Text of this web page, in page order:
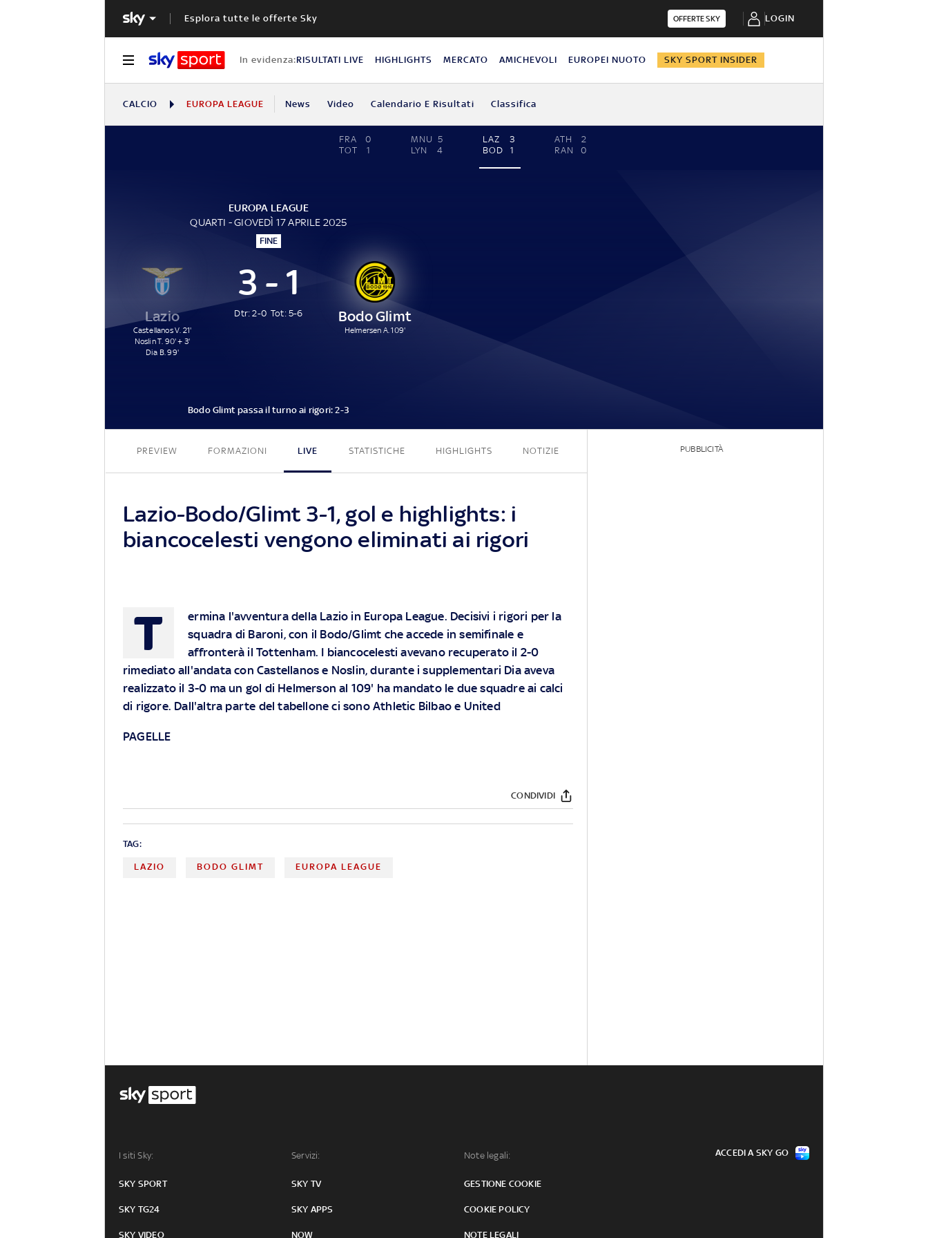
Esplora tutte le offerte Sky OFFERTE SKY LOGIN
In evidenza:RISULTATI LIVE HIGHLIGHTS MERCATO AMICHEVOLI EUROPEI NUOTO SKY SPORT INSIDER
CALCIO EUROPA LEAGUE News Video Calendario E Risultati Classifica
FRA
0
TOT
1
MNU 5
LYN
4
LAZ
3
BOD
1
ATH
2
RAN
0
EUROPA LEAGUE
QUARTI - GIOVEDÌ 17 APRILE 2025
FINE
Lazio
Castellanos V. 21'
Noslin T. 90' + 3'
Dia B. 99'
3 - 1
Dtr: 2-0 Tot: 5-6 Bodo Glimt
Helmersen A. 109'
Bodo Glimt passa il turno ai rigori:2-3
PREVIEW FORMAZIONI LIVE STATISTICHE HIGHLIGHTS NOTIZIE
Lazio-Bodo/Glimt 3-1, gol e highlights: i
biancocelesti vengono eliminati ai rigori
T
ermina l'avventura della Lazio in Europa League. Decisivi i rigori per la
squadra di Baroni, con il Bodo/Glimt che accede in semifinale e
affronterà il Tottenham. I biancocelesti avevano recuperato il 2-0
rimediato all'andata con Castellanos e Noslin, durante i supplementari Dia aveva
realizzato il 3-0 ma un gol di Helmerson al 109' ha mandato le due squadre ai calci
di rigore. Dall'altra parte del tabellone ci sono Athletic Bilbao e United
PAGELLE
CONDIVIDI
TAG:
LAZIO BODO GLIMT EUROPA LEAGUE
PUBBLICITÀ
I siti Sky:
SKY SPORT
SKY TG24
SKY VIDEO
Servizi:
SKY TV
SKY APPS
NOW
Note legali:
GESTIONE COOKIE
COOKIE POLICY
NOTE LEGALI
ACCEDI A SKY GO